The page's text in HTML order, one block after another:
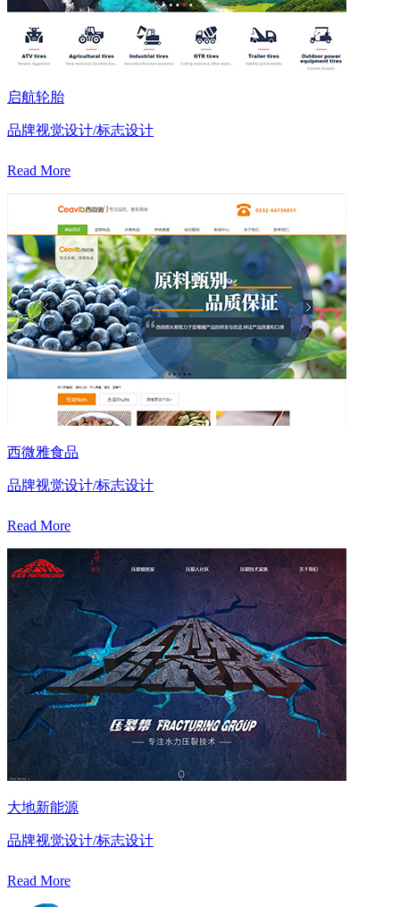
启航轮胎
品牌视觉设计/标志设计
Read More
西微雅食品
品牌视觉设计/标志设计
Read More
大地新能源
品牌视觉设计/标志设计
Read More